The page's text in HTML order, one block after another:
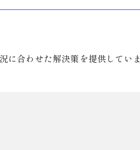
に合わせた解決策を提供していま